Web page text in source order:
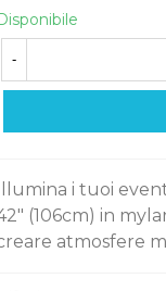
-
Illumina i tuoi
(106cm) in
atmosfere